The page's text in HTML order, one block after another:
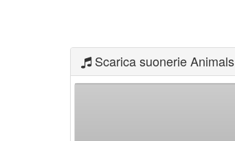
Scarica suonerie